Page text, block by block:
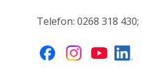
Telefon: 0268 318 430;